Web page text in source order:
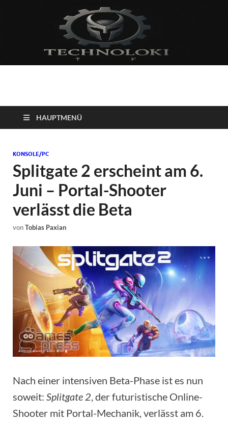
Technoloki: Gaming
und Entertainment
News
Blockbuster, Indie-Perlen und Retro-Klassiker.
HAUPTMENÜ
KONSOLE/PC
Splitgate 2 erscheint am 6.
Juni – Portal-Shooter
verlässt die Beta
vonTobias Paxian
Nach einer intensiven Beta-Phase ist es nun
soweit: Splitgate 2, der futuristische Online-
Shooter mit Portal-Mechanik, verlässt am 6.